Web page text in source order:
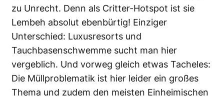
zu Unrecht. Denn als Critter-Hotspot ist sie
Lembeh absolut ebenbürtig! Einziger
Unterschied: Luxusresorts und
Tauchbasenschwemme sucht man hier
vergeblich. Und vorweg gleich etwas Tacheles:
Die Müllproblematik ist hier leider ein großes
Thema und zudem den meisten Einheimischen